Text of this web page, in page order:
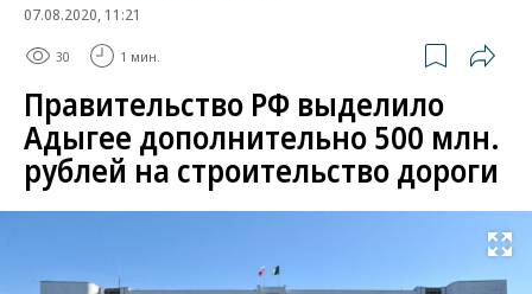
07.08.2020, 11:21
30 1 мин.
Правительство РФ выделило
Адыгее дополнительно 500 млн.
рублей на строительство дороги
Развернуть